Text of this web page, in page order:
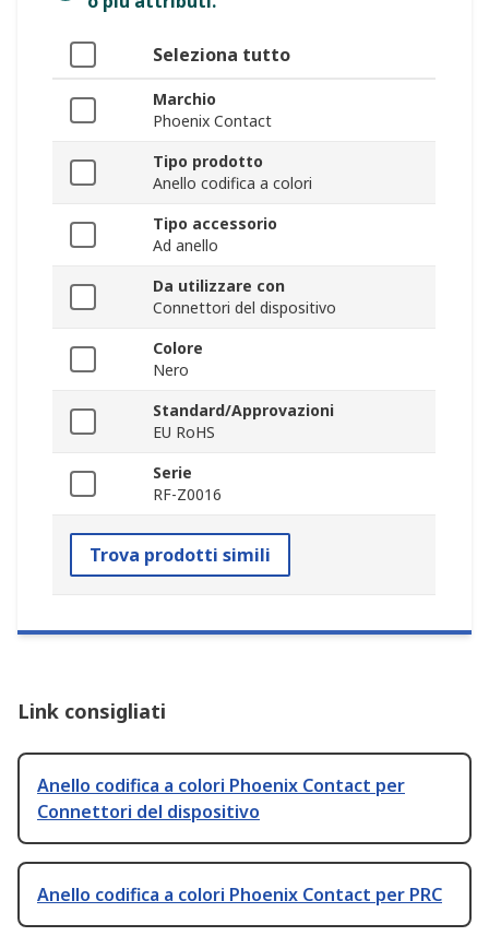
Seleziona tutto
Marchio
Phoenix Contact
Tipo prodotto
Anello codifica a colori
Tipo accessorio
Ad anello
Da utilizzare con
Connettori del dispositivo
Colore
Nero
Standard/Approvazioni
EU RoHS
Serie
RF-Z0016
Trova prodotti simili
Link consigliati
Anello codifica a colori Phoenix Contact per
Connettori del dispositivo
Anello codifica a colori Phoenix Contact per PRC